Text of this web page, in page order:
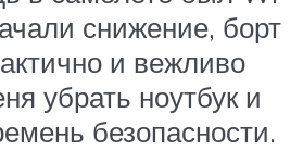
снижение, борт
и вежливо
убрать ноутбук и
безопасности.